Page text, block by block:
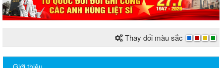
Thay đổi màu sắc